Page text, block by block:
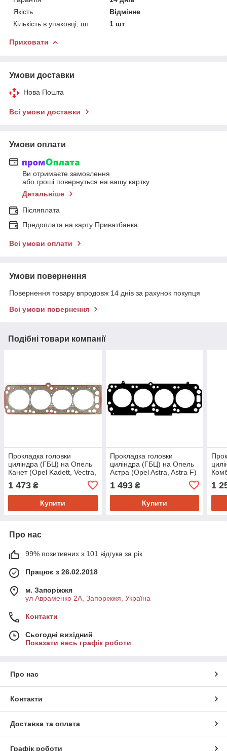
Якість
Відмінне
Кількість в упаковці, шт
1 шт
Приховати
Умови доставки
Нова Пошта
Всі умови доставки
Умови оплати
Ви отримаєте замовлення
або гроші повернуться на вашу картку
Детальніше
Післяплата
Предоплата на карту Приватбанка
Всі умови оплати
Умови повернення
Повернення товару впродовж 14 днів за рахунок покупця
Всі умови повернення
Подібні товари компанії
Прокладка головки
циліндра (ГБЦ) на Опель
Канет (Opel Kadett, Vectra,
Vectra A) Reinz 612823510
1 473 ₴
Купити
Прокладка головки
циліндра (ГБЦ) на Опель
Астра (Opel Astra, Astra F)
1 493₴
Купити
1
Про нас
99% позитивних з 101 відгука за рік
Працює з 26.02.2018
м. Запоріжжя
ул Авраменко 2А, Запоріжжя, Україна
Контакти
Сьогодні вихідний
Показати весь графік роботи
Про нас
Контакти
Доставка та оплата
Графік роботи